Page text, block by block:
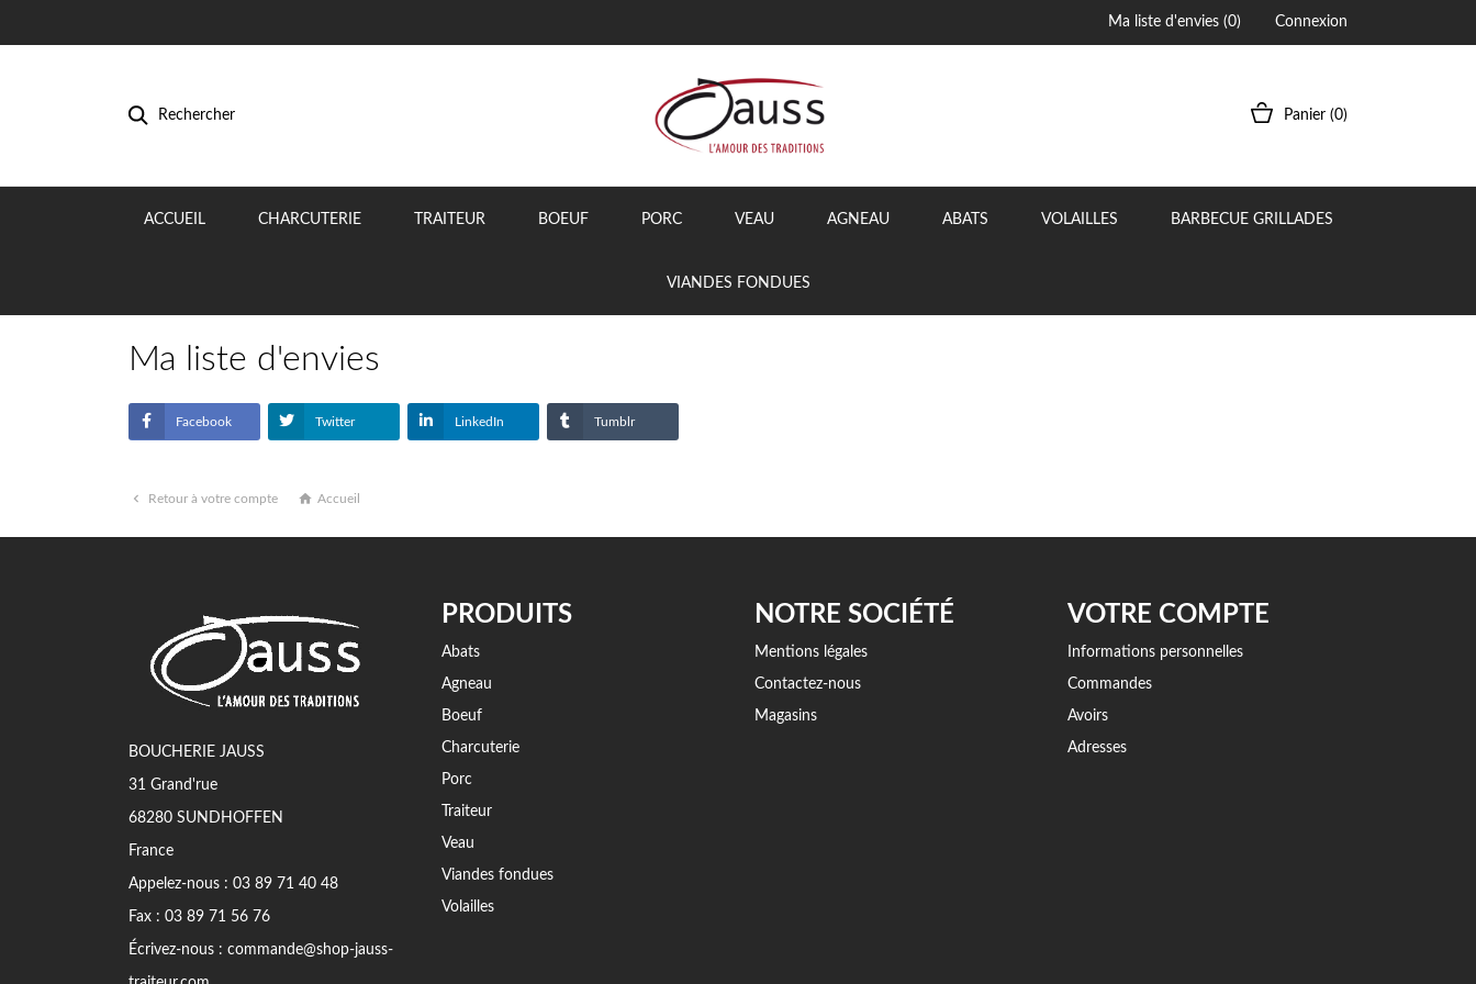
Ma liste d'envies (0) Connexion
Rechercher Panier (0)
ACCUEIL CHARCUTERIE TRAITEUR BOEUF PORC VEAU AGNEAU ABATS VOLAILLES BARBECUE GRILLADES
VIANDES FONDUES
Ma liste d'envies
Facebook Twitter LinkedIn Tumblr
 Retour à votre compte  Accueil
BOUCHERIE JAUSS
31 Grand'rue
68280 SUNDHOFFEN
France
Appelez-nous : 03 89 71 40 48
Fax : 03 89 71 56 76
Écrivez-nous : commande@shop-jauss-
PRODUITS
Abats
Agneau
Boeuf
Charcuterie
Porc
Traiteur
Veau
Viandes fondues
Volailles
NOTRE SOCIÉTÉ
Mentions légales
Contactez-nous
Magasins
VOTRE COMPTE
Informations personnelles
Commandes
Avoirs
Adresses